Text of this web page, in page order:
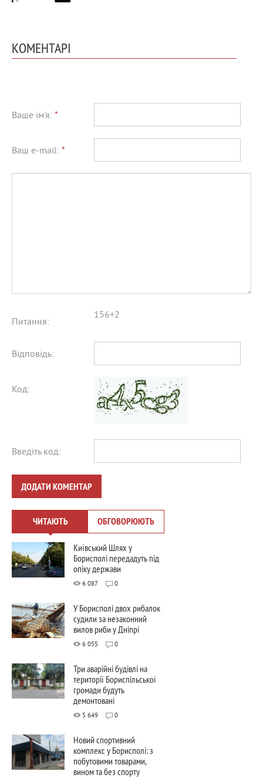
КОМЕНТАРІ
Ваше ім'я: *
Ваш e-mail: *
Питання:
156+2
Відповідь:
Код:
Введіть код:
ДОДАТИ КОМЕНТАР
ЧИТАЮТЬ ОБГОВОРЮЮТЬ
Київський Шлях у
Борисполі передадуть під
опіку держави
6 087 0
У Борисполі двох рибалок
судили за незаконний
вилов риби у Дніпрі
6 055 0
Три аварійні будівлі на
території Бориспільської
громади будуть
демонтовані
5 649 0
Новий спортивний
комплекс у Борисполі: з
побутовими товарами,
вином та без спорту